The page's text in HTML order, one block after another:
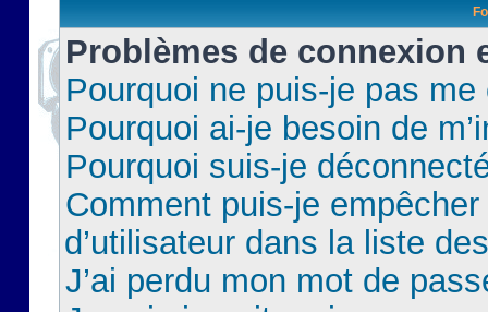
Problèmes de connexion
Pourquoi ne puis-je pas
Pourquoi ai-je besoin de
Pourquoi suis-je
Comment puis-je
d’utilisateur dans la liste
J’ai perdu mon mot de